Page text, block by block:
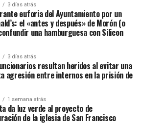
3 días atrás
euforia del Ayuntamiento por un
el «antes y después» de Morón (o
una hamburguesa con Silicon
3 días atrás
resultan heridos al evitar una
agresión entre internos en la prisión de
1 semana atrás
da luz verde al proyecto de
de la iglesia de San Francisco